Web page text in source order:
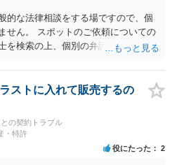
的な法律相談をする場ですので、個
せん。 スポットのご依頼についての
を検索の上、個別の弁護士にご連絡
ストに入れて販売するの
の契約トラブル
・特許
役にたった 2